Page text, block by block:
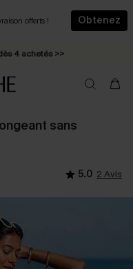
offerts !
Obtenez
ouvrés >>
4 achetés >>
sans
5.0 2 Avis